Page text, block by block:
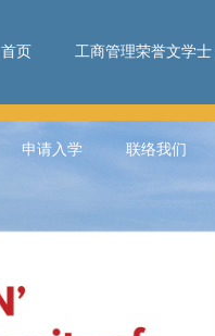
首页 工商管理荣誉文学士
申请入学 联络我们